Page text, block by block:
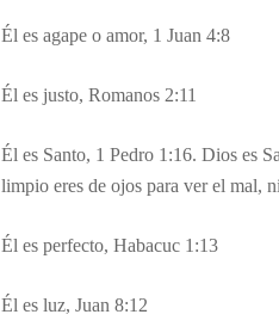
Él es agape o amor, 1 Juan 4:8
Él es justo, Romanos 2:11
Él es Santo, 1 Pedro 1:16. Dios es
limpio eres de ojos para ver el mal,
Él es perfecto, Habacuc 1:13
Él es luz, Juan 8:12